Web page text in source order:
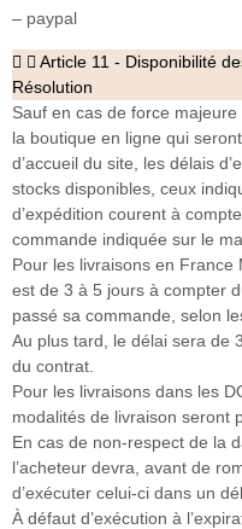
– paypal
Article 11 - Disponibilité
Résolution
Sauf en cas de force
la boutique en ligne qui
d’accueil du site, les délais
stocks disponibles, ceux
d’expédition courent à
commande indiquée sur le
Pour les livraisons en
est de 3 à 5 jours à compter
passé sa commande, selon
Au plus tard, le délai sera de
du contrat.
Pour les livraisons dans les
modalités de livraison seront
En cas de non-respect de la
l’acheteur devra, avant de
d’exécuter celui-ci dans un
À défaut d’exécution à